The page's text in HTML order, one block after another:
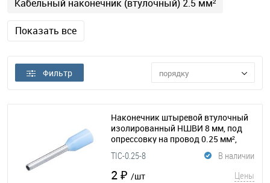
Кабельный наконечник (втулочный) 2.5 мм²
Показать все
Фильтр порядку
Наконечник штыревой втулочный
изолированный НШВИ 8 мм, под
опрессовку на провод 0.25 мм²,
упаковка 100шт.
(210-203) В наличии
TIC-0.25-8
2 ₽ /шт Цены